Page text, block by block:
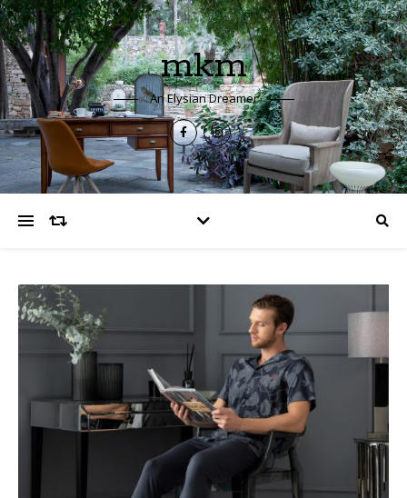
mkm
An Elysian Dreamer